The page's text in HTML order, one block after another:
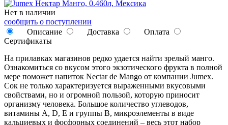
Нет в наличии
сообщить о поступлении
Описание
Доставка
Оплата
Сертификаты
На прилавках магазинов редко удается найти зрелый манго.
Ознакомиться со вкусом этого экзотического фрукта в полной
мере поможет напиток Nectar de Mango от компании Jumex.
Сок не только характеризуется выраженными вкусовыми
свойствами, но и огромной пользой, которую приносит
организму человека. Большое количество углеводов,
витамины A, D, E и группы B, микроэлементы в виде
кальциевых и фосфорных соединений – весь этот набор